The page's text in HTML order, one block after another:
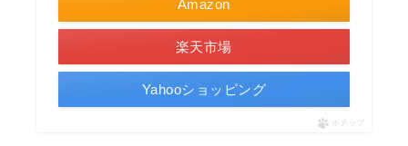
Amazon
楽天市場
Yahooショッピング
ポチップ